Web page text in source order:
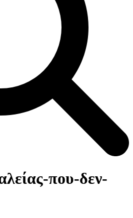
που-δεν-